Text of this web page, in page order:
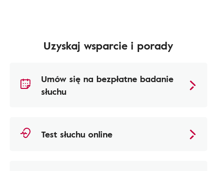
Uzyskaj wsparcie i porady
Umów się na bezpłatne badanie
słuchu
Test słuchu online